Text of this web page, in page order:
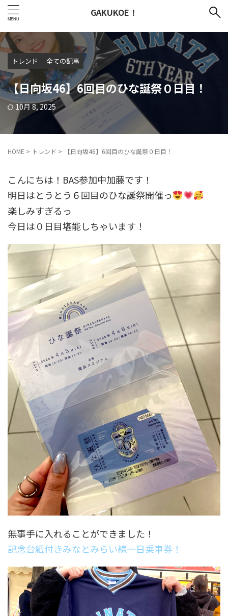
GAKUKOE！
トレンド 全ての記事
【日向坂46】6回目のひな誕祭０日目！
10月 8, 2025
HOME > トレンド > 【日向坂46】6回目のひな誕祭０日目！
こんにちは！BAS参加中加藤です！
明日はとうとう６回目のひな誕祭開催っ
楽しみすぎるっ
今日は０日目堪能しちゃいます！
無事手に入れることができました！
記念台紙付きみなとみらい線一日乗車券！